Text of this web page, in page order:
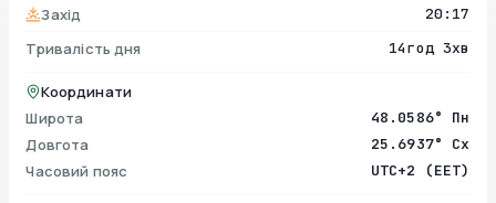
Захід 20:17
Тривалість дня 14год 3хв
Координати
Широта
48.0586° Пн
Довгота 25.6937° Сх
Часовий пояс UTC+2 (EET)